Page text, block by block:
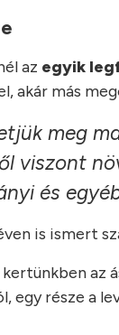
az egyik
akár más
meg
viszont
és
is ismert
az
egy része a